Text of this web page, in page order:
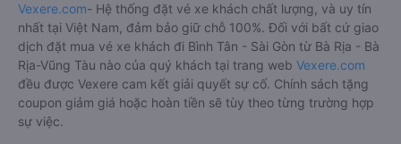
Vexere.com- Hệ thống đặt vé xe khách chất lượng, và uy tín
nhất tại Việt Nam, đảm bảo giữ chỗ 100%. Đối với bất cứ giao
dịch đặt mua vé xe khách đi Bình Tân - Sài Gòn từ Bà Rịa - Bà
Rịa-Vũng Tàu nào của quý khách tại trang web Vexere.com
đều được Vexere cam kết giải quyết sự cố. Chính sách tặng
coupon giảm giá hoặc hoàn tiền sẽ tùy theo từng trường hợp
sự việc.